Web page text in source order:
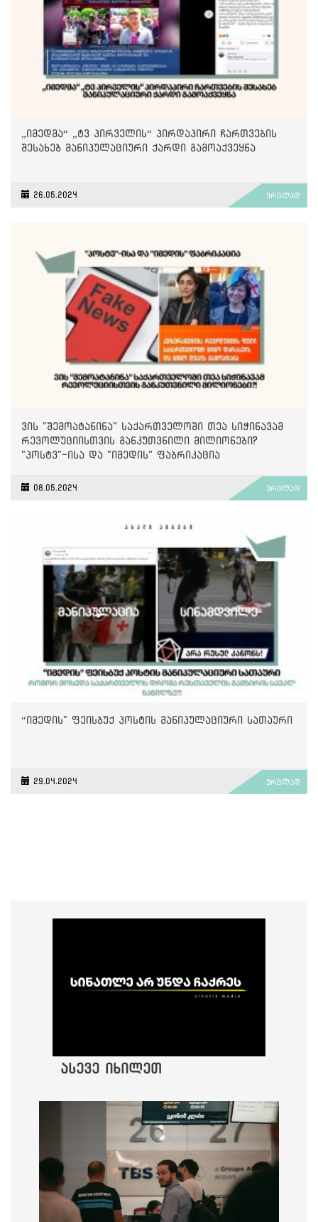
„იმედმა“ „ტვ პირველის“ პირდაპირი ჩართვების
შესახებ მანიპულაციური ქარდი გამოაქვეყნა
26.05.2024 ვრცლად
ვის "შემოატანინა" საქართველოში თეა სიჭინავამ
რევოლუციისთვის განკუთვნილი მილიონები?
"პოსტვ"-ისა და "იმედის" ფაბრიკაცია
08.05.2024 ვრცლად
“იმედის" ფეისბუქ პოსტის მანიპულაციური სათაური
29.04.2024 ვრცლად
ასევე იხილეთ